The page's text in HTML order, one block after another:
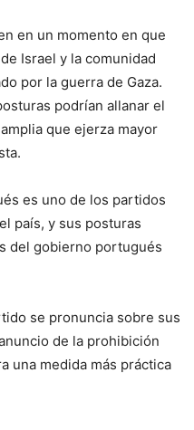
en un momento en que
Israel y la comunidad
por la guerra de Gaza.
podrían allanar el
que ejerza mayor
es uno de los partidos
país, y sus posturas
del gobierno portugués
se pronuncia sobre sus
de la prohibición
una medida más práctica